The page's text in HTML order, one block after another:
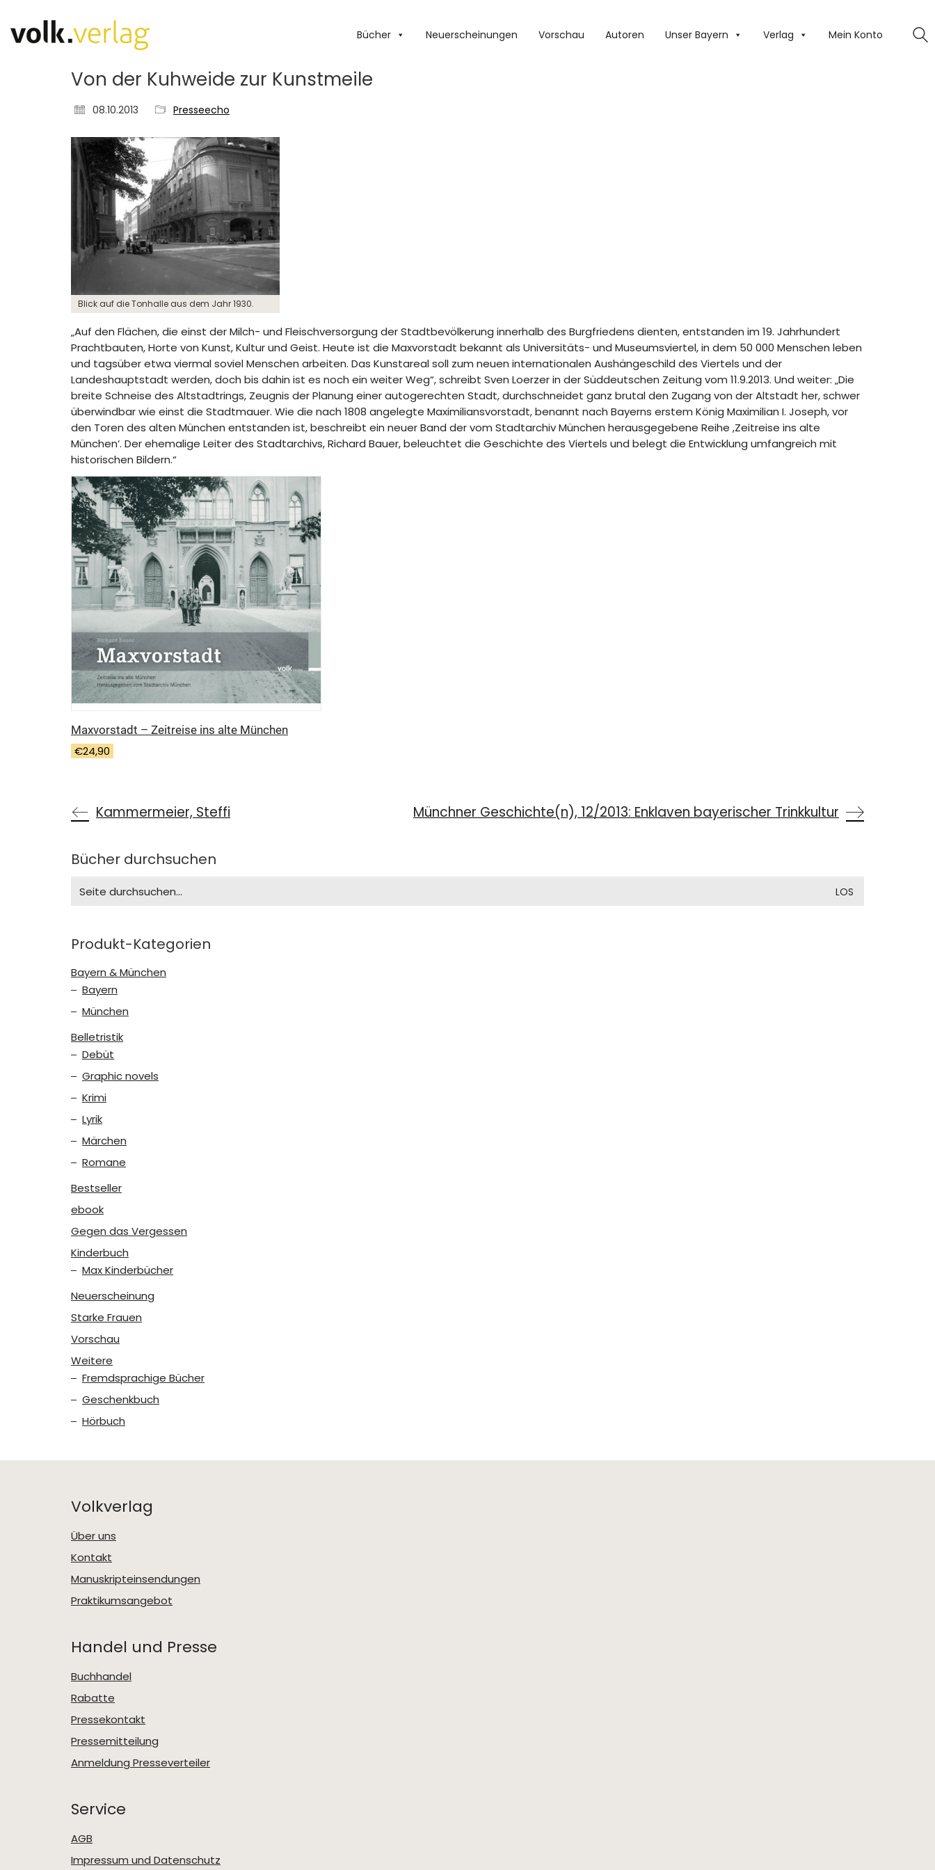
Bücher Neuerscheinungen Vorschau Autoren Unser Bayern Verlag Mein Konto
Von der Kuhweide zur Kunstmeile
08.10.2013 Presseecho
Blick auf die Tonhalle aus dem Jahr 1930.
„Auf den Flächen, die einst der Milch- und Fleischversorgung der Stadtbevölkerung innerhalb des Burgfriedens dienten, entstanden im 19. Jahrhundert
Prachtbauten, Horte von Kunst, Kultur und Geist. Heute ist die Maxvorstadt bekannt als Universitäts- und Museumsviertel, in dem 50 000 Menschen leben
und tagsüber etwa viermal soviel Menschen arbeiten. Das Kunstareal soll zum neuen internationalen Aushängeschild des Viertels und der
Landeshauptstadt werden, doch bis dahin ist es noch ein weiter Weg“, schreibt Sven Loerzer in der Süddeutschen Zeitung vom 11.9.2013. Und weiter: „Die
breite Schneise des Altstadtrings, Zeugnis der Planung einer autogerechten Stadt, durchschneidet ganz brutal den Zugang von der Altstadt her, schwer
überwindbar wie einst die Stadtmauer. Wie die nach 1808 angelegte Maximiliansvorstadt, benannt nach Bayerns erstem König Maximilian I. Joseph, vor
den Toren des alten München entstanden ist, beschreibt ein neuer Band der vom Stadtarchiv München herausgegebene Reihe ,Zeitreise ins alte
München‘. Der ehemalige Leiter des Stadtarchivs, Richard Bauer, beleuchtet die Geschichte des Viertels und belegt die Entwicklung umfangreich mit
historischen Bildern.“
Maxvorstadt – Zeitreise ins alte München
€24,90
Kammermeier, Steffi Münchner Geschichte(n), 12/2013: Enklaven bayerischer Trinkkultur
Bücher durchsuchen
for:
Produkt-Kategorien
Bayern & München
Bayern
München
Belletristik
Debüt
Graphic novels
Krimi
Lyrik
Märchen
Romane
Bestseller
ebook
Gegen das Vergessen
Kinderbuch
Max Kinderbücher
Neuerscheinung
Starke Frauen
Vorschau
Weitere
Fremdsprachige Bücher
Geschenkbuch
Hörbuch
Volkverlag
Über uns
Kontakt
Manuskripteinsendungen
Praktikumsangebot
Handel und Presse
Buchhandel
Rabatte
Pressekontakt
Pressemitteilung
Anmeldung Presseverteiler
Service
AGB
Impressum und Datenschutz